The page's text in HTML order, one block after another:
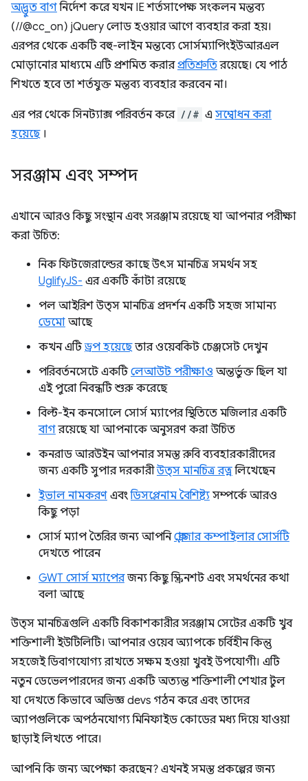
অদ্ভুত বাগনির্দেশ করে যখন IE শর্তসাপেক্ষ সংকলন মন্তব্য
(//@cc_on) jQuery লোড হওয়ার আগে ব্যবহার করা হয়।
এরপর থেকে একটি বহু-লাইন মন্তব্যে সোর্সম্যাপিংইউআরএল
মোড়ানোর মাধ্যমে এটি প্রশমিত করারপ্রতিশ্রুতিরয়েছে। যে পাঠ
শিখতে হবে তা শর্তযুক্ত মন্তব্য ব্যবহার করবেন না।
এর পর থেকে সিনট্যাক্স পরিবর্তন করে //# এ সম্বোধন করা
হয়েছে।
সরঞ্জাম এবং সম্পদ
এখানে আরও কিছু সংস্থান এবং সরঞ্জাম রয়েছে যা আপনার পরীক্ষা
করা উচিত:
নিক ফিটজেরাল্ডের কাছে উৎস মানচিত্র সমর্থন সহ
UglifyJS- এর একটি কাঁটা রয়েছে
পল আইরিশ উত্স মানচিত্র প্রদর্শন একটি সহজ সামান্য
ডেমো আছে
কখন এটিড্রপ হয়েছেতার ওয়েবকিট চেঞ্জসেট দেখুন
পরিবর্তনসেটে একটিলেআউট পরীক্ষাও অন্তর্ভুক্ত ছিল যা
এই পুরো নিবন্ধটি শুরু করেছে
বিল্ট-ইন কনসোলে সোর্স ম্যাপের স্থিতিতে মজিলার একটি
বাগরয়েছে যা আপনাকে অনুসরণ করা উচিত
কনরাড আরউইন আপনার সমস্ত রুবি ব্যবহারকারীদের
জন্য একটি সুপার দরকারীউত্স মানচিত্র রত্নলিখেছেন
ইভাল নামকরণ এবংডিসপ্লেনাম বৈশিষ্ট্য সম্পর্কে আরও
কিছু পড়া
সোর্স ম্যাপ তৈরির জন্য আপনিক্লোজার কম্পাইলার সোর্সটি
দেখতে পারেন
GWT সোর্স ম্যাপেরজন্য কিছু স্ক্রিনশট এবং সমর্থনের কথা
বলা আছে
উত্স মানচিত্রগুলি একটি বিকাশকারীর সরঞ্জাম সেটের একটি খুব
শক্তিশালী ইউটিলিটি। আপনার ওয়েব অ্যাপকে চর্বিহীন কিন্তু
সহজেই ডিবাগযোগ্য রাখতে সক্ষম হওয়া খুবই উপযোগী। এটি
নতুন ডেভেলপারদের জন্য একটি অত্যন্ত শক্তিশালী শেখার টুল
যা দেখতে কিভাবে অভিজ্ঞ devs গঠন করে এবং তাদের
অ্যাপগুলিকে অপঠনযোগ্য মিনিফাইড কোডের মধ্য দিয়ে যাওয়া
ছাড়াই লিখতে পারে।
আপনি কি জন্য অপেক্ষা করছেন? এখনই সমস্ত প্রকল্পের জন্য